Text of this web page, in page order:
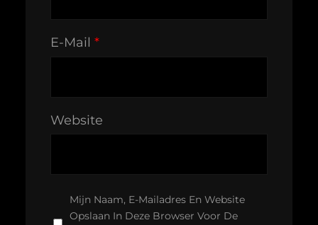
E-Mail *
Website
Mijn Naam, E-Mailadres En Website
Opslaan In Deze Browser Voor De